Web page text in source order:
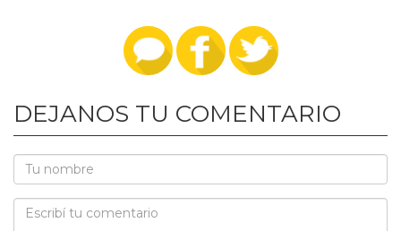
DEJANOS TU COMENTARIO